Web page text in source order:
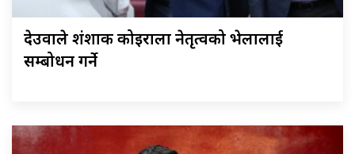
देउवाले शंशाक कोइराला नेतृत्वको भेलालाई
सम्बोधन गर्ने